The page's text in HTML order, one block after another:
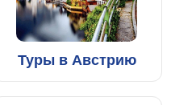
Туры в Австрию